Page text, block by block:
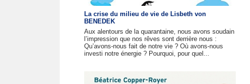
La crise du milieu de vie de Lisbeth von
BENEDEK
Aux alentours de la quarantaine, nous avons soudain
l’impression que nos rêves sont derrière nous :
Qu’avons-nous fait de notre vie ? Où avons-nous
investi notre énergie ? Pourquoi, pour quel...